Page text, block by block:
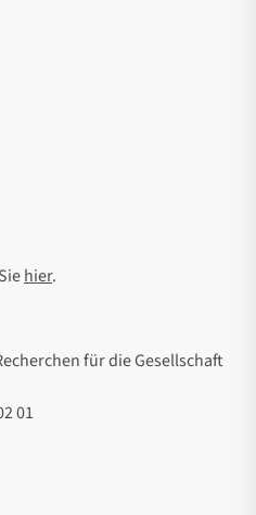
hier.
für die Gesellschaft
01